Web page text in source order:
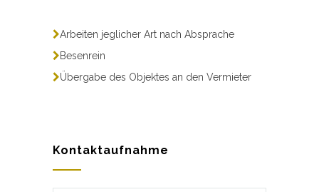
Arbeiten jeglicher Art nach Absprache
Besenrein
Übergabe des Objektes an den Vermieter
Kontaktaufnahme